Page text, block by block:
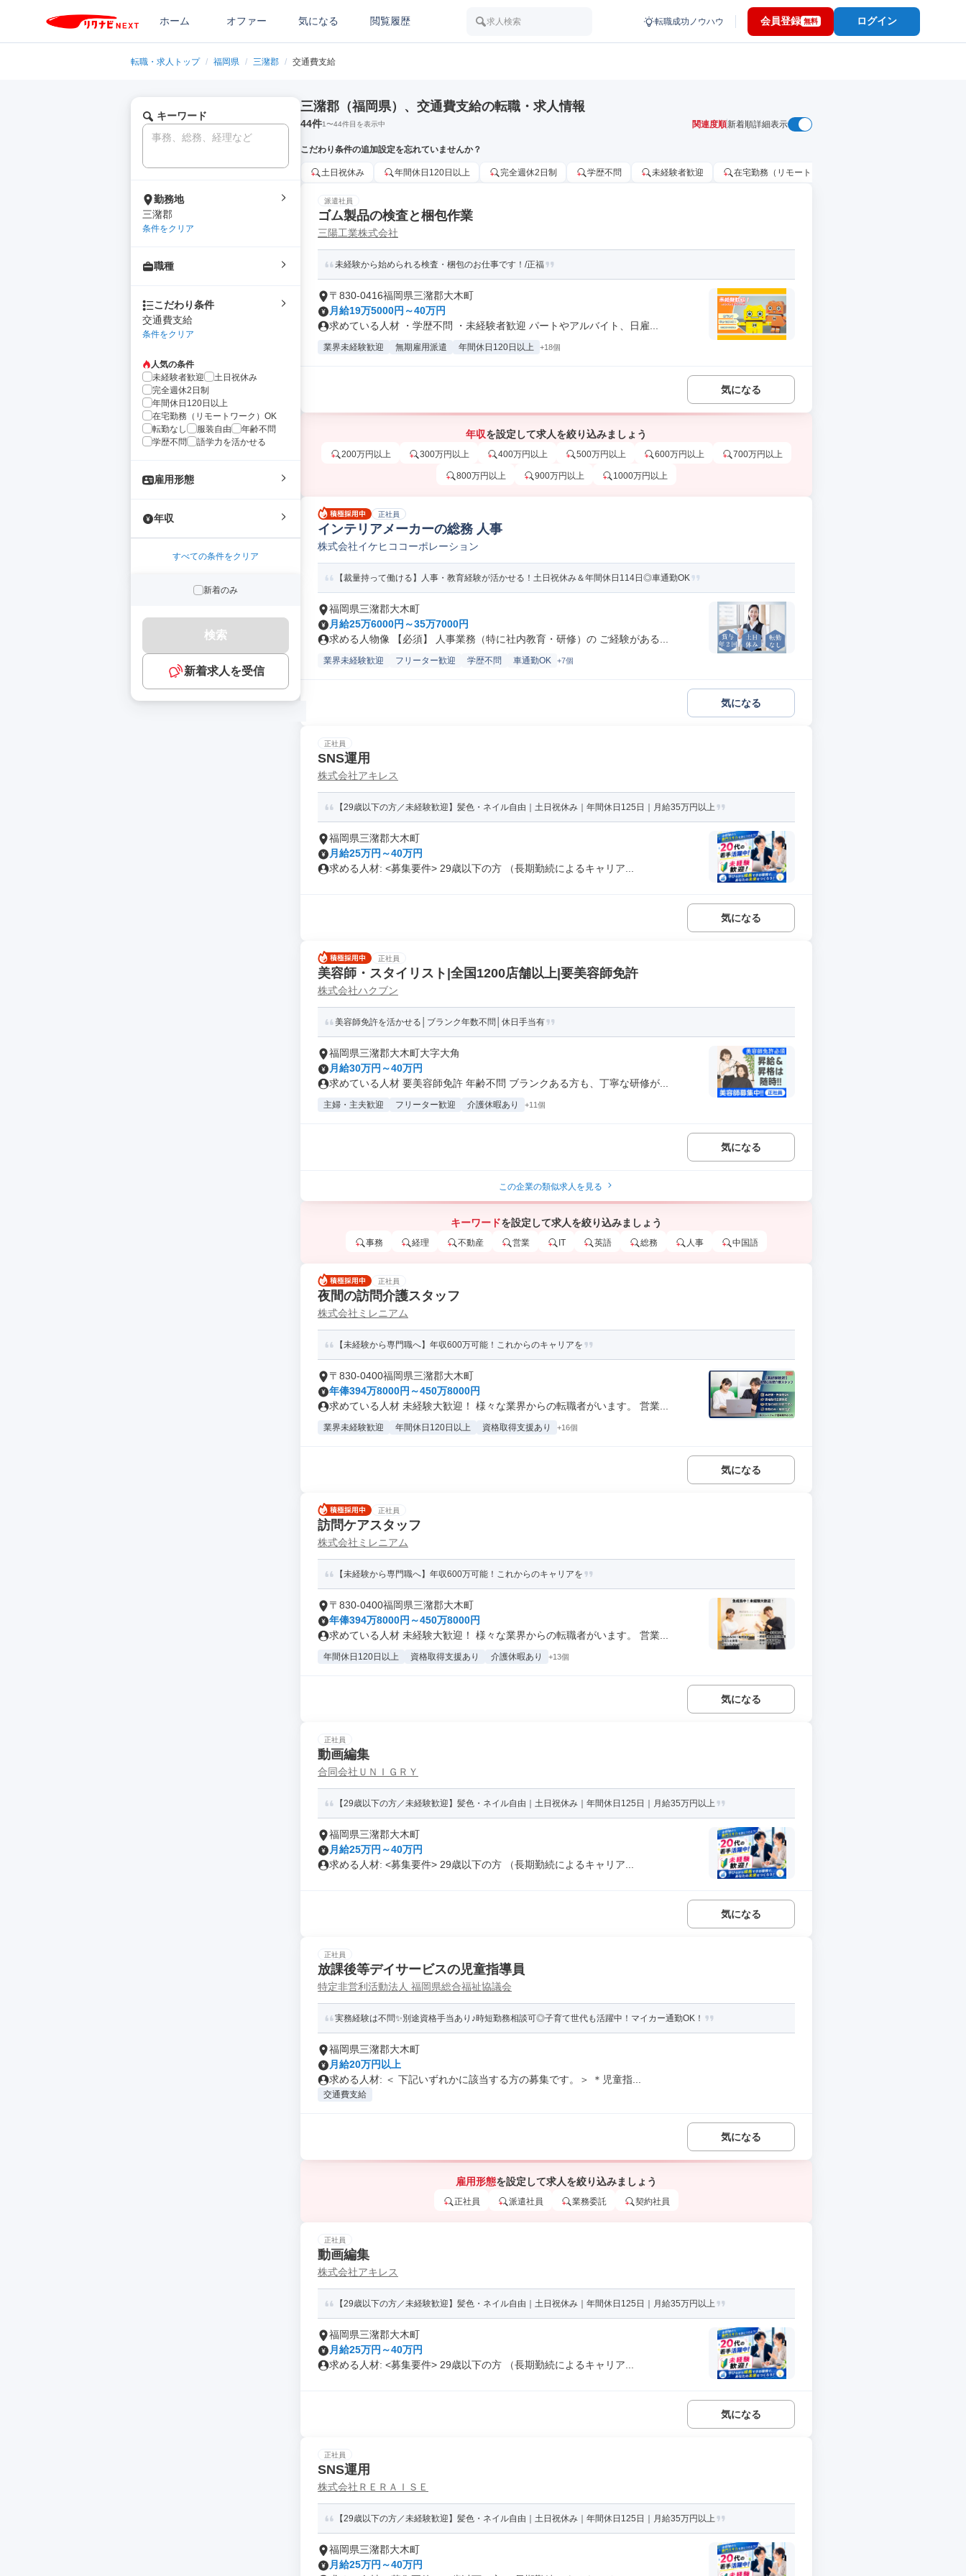
ホーム オファー 気になる 閲覧履歴 求人検索 転職成功ノウハウ 会員登録 無料 ログイン
転職・求人トップ / 福岡県 / 三潴郡 / 交通費支給
キーワード
勤務地
三潴郡
条件をクリア
職種
こだわり条件
交通費支給
条件をクリア
人気の条件
未経験者歓迎
土日祝休み
完全週休2日制
年間休日120日以上
在宅勤務（リモートワーク）OK
転勤なし
服装自由
年齢不問
学歴不問
語学力を活かせる
雇用形態
年収
すべての条件をクリア
新着のみ
検索
新着求人を受信
三潴郡（福岡県）、交通費支給の転職・求人情報
44件1〜44件目を表示中 関連度順新着順詳細表示
こだわり条件の追加設定を忘れていませんか？
土日祝休み 年間休日120日以上 完全週休2日制 学歴不問 未経験者歓迎 在宅勤務（リモートワーク）OK
派遣社員
ゴム製品の検査と梱包作業
三陽工業株式会社
未経験から始められる検査・梱包のお仕事です！/正福
〒830-0416福岡県三潴郡大木町
月給19万5000円～40万円
求めている人材 ・学歴不問 ・未経験者歓迎 パートやアルバイト、日雇...
業界未経験歓迎 無期雇用派遣 年間休日120日以上 +18個
気になる
年収を設定して求人を絞り込みましょう
200万円以上 300万円以上 400万円以上 500万円以上 600万円以上 700万円以上
800万円以上 900万円以上 1000万円以上
正社員
インテリアメーカーの総務 人事
株式会社イケヒココーポレーション
【裁量持って働ける】人事・教育経験が活かせる！土日祝休み＆年間休日114日◎車通勤OK
福岡県三潴郡大木町
月給25万6000円～35万7000円
求める人物像 【必須】 人事業務（特に社内教育・研修）の ご経験がある...
業界未経験歓迎 フリーター歓迎 学歴不問 車通勤OK +7個
気になる
正社員
SNS運用
株式会社アキレス
【29歳以下の方／未経験歓迎】髪色・ネイル自由｜土日祝休み｜年間休日125日｜月給35万円以上
福岡県三潴郡大木町
月給25万円～40万円
求める人材: <募集要件> 29歳以下の方 （長期勤続によるキャリア...
気になる
正社員
美容師・スタイリスト|全国1200店舗以上|要美容師免許
株式会社ハクブン
美容師免許を活かせる│ブランク年数不問│休日手当有
福岡県三潴郡大木町大字大角
月給30万円～40万円
求めている人材 要美容師免許 年齢不問 ブランクある方も、丁寧な研修が...
主婦・主夫歓迎 フリーター歓迎 介護休暇あり +11個
気になる
この企業の類似求人を見る
キーワードを設定して求人を絞り込みましょう
事務 経理 不動産 営業 IT 英語 総務 人事 中国語
正社員
夜間の訪問介護スタッフ
株式会社ミレニアム
【未経験から専門職へ】年収600万可能！これからのキャリアを
〒830-0400福岡県三潴郡大木町
年俸394万8000円～450万8000円
求めている人材 未経験大歓迎！ 様々な業界からの転職者がいます。 営業...
業界未経験歓迎 年間休日120日以上 資格取得支援あり +16個
気になる
正社員
訪問ケアスタッフ
株式会社ミレニアム
【未経験から専門職へ】年収600万可能！これからのキャリアを
〒830-0400福岡県三潴郡大木町
年俸394万8000円～450万8000円
求めている人材 未経験大歓迎！ 様々な業界からの転職者がいます。 営業...
年間休日120日以上 資格取得支援あり 介護休暇あり +13個
気になる
正社員
動画編集
合同会社ＵＮＩＧＲＹ
【29歳以下の方／未経験歓迎】髪色・ネイル自由｜土日祝休み｜年間休日125日｜月給35万円以上
福岡県三潴郡大木町
月給25万円～40万円
求める人材: <募集要件> 29歳以下の方 （長期勤続によるキャリア...
気になる
正社員
放課後等デイサービスの児童指導員
特定非営利活動法人 福岡県総合福祉協議会
実務経験は不問✨別途資格手当あり♪時短勤務相談可◎子育て世代も活躍中！マイカー通勤OK！
福岡県三潴郡大木町
月給20万円以上
求める人材: ＜ 下記いずれかに該当する方の募集です。＞ ＊児童指...
交通費支給
気になる
雇用形態を設定して求人を絞り込みましょう
正社員 派遣社員 業務委託 契約社員
正社員
動画編集
株式会社アキレス
【29歳以下の方／未経験歓迎】髪色・ネイル自由｜土日祝休み｜年間休日125日｜月給35万円以上
福岡県三潴郡大木町
月給25万円～40万円
求める人材: <募集要件> 29歳以下の方 （長期勤続によるキャリア...
気になる
正社員
SNS運用
株式会社ＲＥＲＡＩＳＥ
【29歳以下の方／未経験歓迎】髪色・ネイル自由｜土日祝休み｜年間休日125日｜月給35万円以上
福岡県三潴郡大木町
月給25万円～40万円